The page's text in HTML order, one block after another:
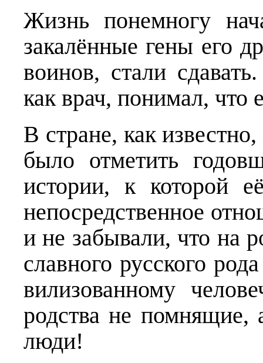
Жизнь понемногу
закалённые гены его
воинов, стали
как врач, понимал,
В стране, как
было отметить
истории, к которой
непосредственное
и не забывали, что на
славного русского
вилизованному
родства не
люди!